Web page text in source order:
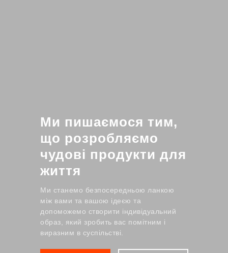
Ми пишаємося тим,
що розробляємо
чудові продукти для
життя
Ми станемо безпосередньою ланкою
між вами та вашою ідеєю та
допоможемо створити індивідуальний
образ, який зробить вас помітним і
виразним в суспільстві.